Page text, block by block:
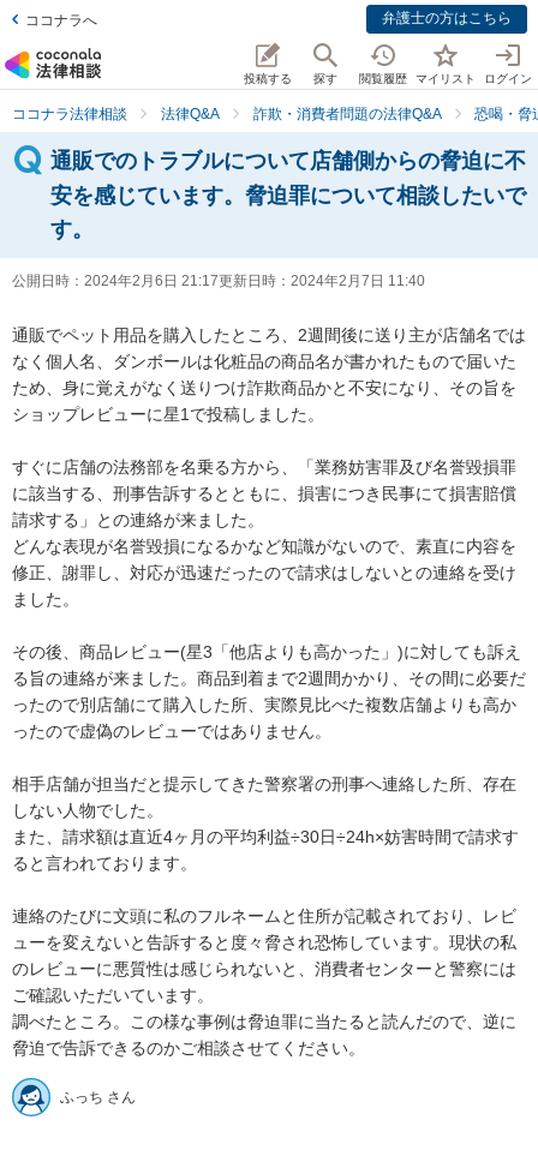
ココナラへ 弁護士の方はこちら
投稿する 探す 閲覧履歴 マイリスト ログイン
ココナラ法律相談 法律Q&A 詐欺・消費者問題の法律Q&A 恐喝・脅
通販でのトラブルについて店舗側からの脅迫に不
安を感じています。脅迫罪について相談したいで
す。
公開日時： 2024年2月6日 21:17更新日時： 2024年2月7日 11:40
通販でペット用品を購入したところ、2週間後に送り主が店舗名では
なく個人名、ダンボールは化粧品の商品名が書かれたもので届いた
ため、身に覚えがなく送りつけ詐欺商品かと不安になり、その旨を
ショップレビューに星1で投稿しました。
すぐに店舗の法務部を名乗る方から、「業務妨害罪及び名誉毀損罪
に該当する、刑事告訴するとともに、損害につき民事にて損害賠償
請求する」との連絡が来ました。
どんな表現が名誉毀損になるかなど知識がないので、素直に内容を
修正、謝罪し、対応が迅速だったので請求はしないとの連絡を受け
ました。
その後、商品レビュー(星3「他店よりも高かった」)に対しても訴え
る旨の連絡が来ました。商品到着まで2週間かかり、その間に必要だ
ったので別店舗にて購入した所、実際見比べた複数店舗よりも高か
ったので虚偽のレビューではありません。
相手店舗が担当だと提示してきた警察署の刑事へ連絡した所、存在
しない人物でした。
また、請求額は直近4ヶ月の平均利益÷30日÷24h×妨害時間で請求す
ると言われております。
連絡のたびに文頭に私のフルネームと住所が記載されており、レビ
ューを変えないと告訴すると度々脅され恐怖しています。現状の私
のレビューに悪質性は感じられないと、消費者センターと警察には
ご確認いただいています。
調べたところ。この様な事例は脅迫罪に当たると読んだので、逆に
脅迫で告訴できるのかご相談させてください。
ふっち さん